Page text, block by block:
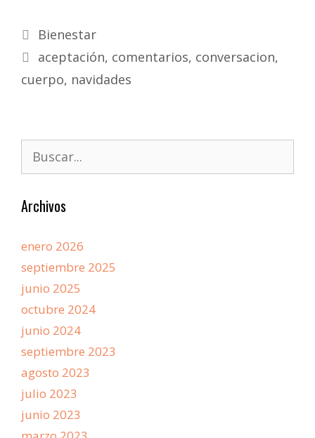
Bienestar
aceptación, comentarios, conversacion,
cuerpo, navidades
Archivos
enero 2026
septiembre 2025
junio 2025
octubre 2024
junio 2024
septiembre 2023
agosto 2023
julio 2023
junio 2023